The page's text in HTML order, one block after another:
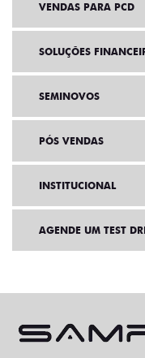
VENDAS PARA PCD
SOLUÇÕES
SEMINOVOS
PÓS VENDAS
INSTITUCIONAL
AGENDE UM TEST